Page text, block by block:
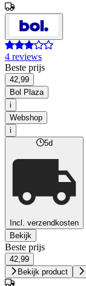
4 reviews
Beste prijs
42,99
Bol Plaza
i
Webshop
i
5d
Incl. verzendkosten
Bekijk
Beste prijs
42,99
Bekijk product